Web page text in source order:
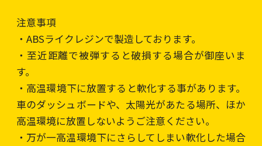
注意事項
・ABSライクレジンで製造しております。
・至近距離で被弾すると破損する場合が御座いま
す。
・高温環境下に放置すると軟化する事があります。
車のダッシュボードや、太陽光があたる場所、ほか
高温環境に放置しないようご注意ください。
・万が一高温環境下にさらしてしまい軟化した場合